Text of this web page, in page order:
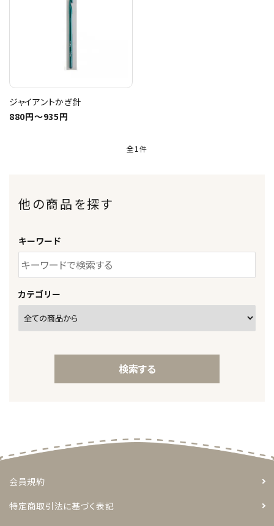
プライバシーポリシー
ジャイアントかぎ針
880円〜935円
全1件
他の商品を探す
キーワード
カテゴリー
検索する
会員規約
特定商取引法に基づく表記